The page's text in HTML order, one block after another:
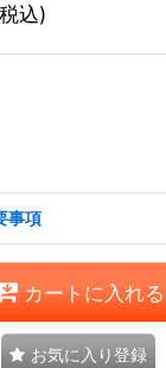
込)
事項
カートに入れる
お気に入り登録